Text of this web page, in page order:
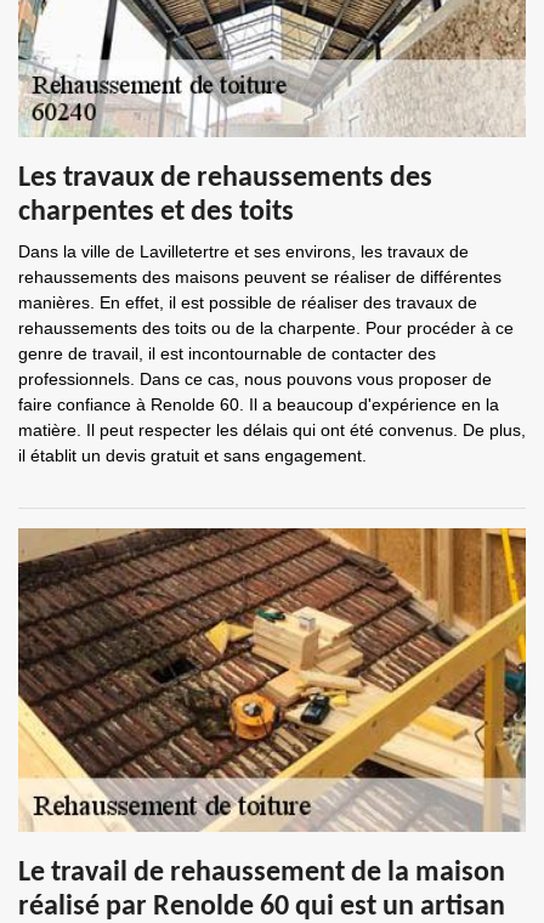
Les travaux de rehaussements des
charpentes et des toits
Dans la ville de Lavilletertre et ses environs, les travaux de
rehaussements des maisons peuvent se réaliser de différentes
manières. En effet, il est possible de réaliser des travaux de
rehaussements des toits ou de la charpente. Pour procéder à ce
genre de travail, il est incontournable de contacter des
professionnels. Dans ce cas, nous pouvons vous proposer de
faire confiance à Renolde 60. Il a beaucoup d'expérience en la
matière. Il peut respecter les délais qui ont été convenus. De plus,
il établit un devis gratuit et sans engagement.
Le travail de rehaussement de la maison
réalisé par Renolde 60 qui est un artisan